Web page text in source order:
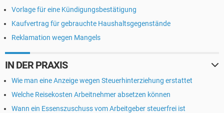
Vorlage für eine Kündigungsbestätigung
Kaufvertrag für gebrauchte Haushaltsgegenstände
Reklamation wegen Mangels
IN DER PRAXIS
Wie man eine Anzeige wegen Steuerhinterziehung erstattet
Welche Reisekosten Arbeitnehmer absetzen können
Wann ein Essenszuschuss vom Arbeitgeber steuerfrei ist